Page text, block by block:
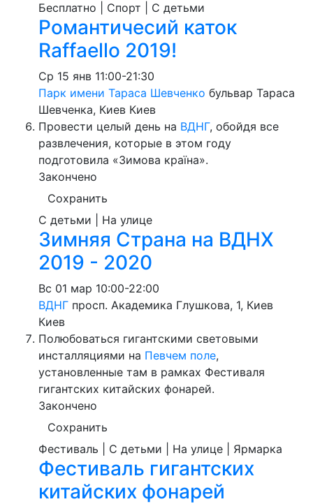
Бесплатно | Спорт | С детьми
Романтичесий каток
Raffaello 2019!
Ср 15 янв 11:00-21:30
Парк имени Тараса Шевченко бульвар Тараса
Шевченка, Киев Киев
Провести целый день на ВДНГ, обойдя все
развлечения, которые в этом году
подготовила «Зимова країна».
Закончено
Сохранить
С детьми | На улице
Зимняя Страна на ВДНХ
2019 - 2020
Вс 01 мар 10:00-22:00
ВДНГ просп. Академика Глушкова, 1, Киев
Киев
Полюбоваться гигантскими световыми
инсталляциями на Певчем поле,
установленные там в рамках Фестиваля
гигантских китайских фонарей.
Закончено
Сохранить
Фестиваль | С детьми | На улице | Ярмарка
Фестиваль гигантских
китайских фонарей